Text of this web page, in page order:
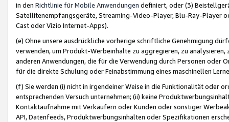
in den Richtlinie für Mobile Anwendungen definiert, oder (3)
Satellitenempfangsgeräte, Streaming-Video-Player, Blu-Ray-Player
Cast oder Vizio Internet-Apps).
(e) Ohne unsere ausdrückliche vorherige schriftliche Genehmigung
verwenden, um Produkt-Werbeinhalte zu aggregieren, zu
anderen Anwendungen, die für die Verwendung durch Personen
für die direkte Schulung oder Feinabstimmung eines maschinellen
(f) Sie werden (i) nicht in irgendeiner Weise in die Funktionalität oder
entsprechenden Versuch unternehmen; (ii) keine
Kontaktaufnahme mit Verkäufern oder Kunden oder sonstiger
API, Datenfeeds, Produktwerbungsinhalten oder Spezifikationen